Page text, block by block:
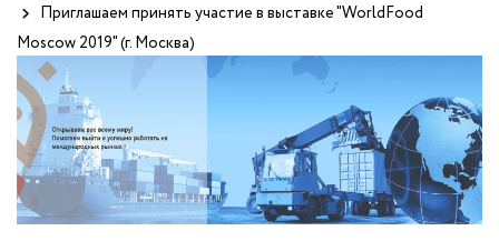
Приглашаем принять участие в выставке "WorldFood
Moscow 2019" (г. Москва)